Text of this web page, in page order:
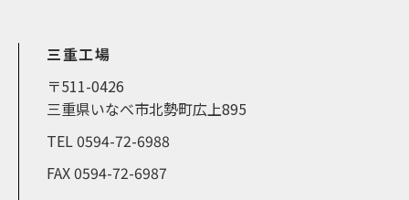
三重工場
〒511-0426
三重県いなべ市北勢町広上895
TEL 0594-72-6988
FAX 0594-72-6987